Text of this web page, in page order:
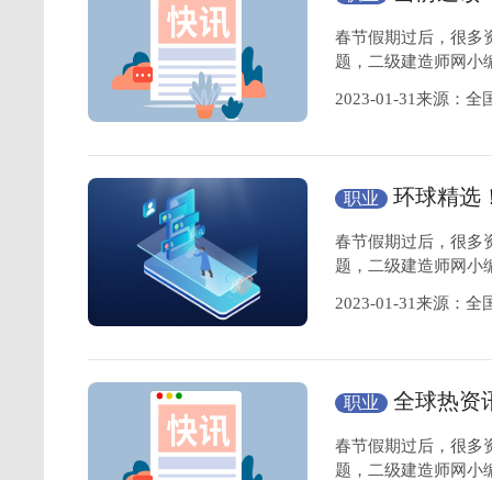
间是哪一天
春节假期过后，很多
题，二级建造师网小
2023-01-31来源：全
职业
环球精选
间是哪一天
春节假期过后，很多
题，二级建造师网小
2023-01-31来源：全
职业
全球热资
缴费金额为准
春节假期过后，很多
题，二级建造师网小